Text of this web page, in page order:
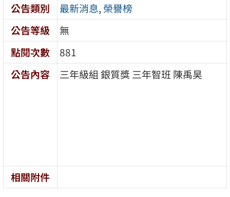
公告類別
最新消息,榮譽榜
公告等級
無
點閱次數
881
公告內容
三年級組 銀質獎 三年智班 陳禹昊
相關附件